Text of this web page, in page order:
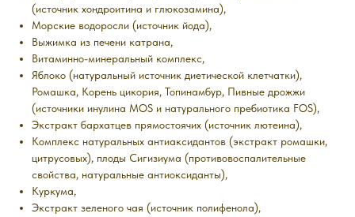
(источник хондроитина и глюкозамина),
Морские водоросли (источник йода),
Выжимка из печени катрана,
Витаминно-минеральный комплекс,
Яблоко (натуральный источник диетической клетчатки),
Ромашка, Корень цикория, Топинамбур, Пивные дрожжи
(источники инулина MOS и натурального пребиотика FOS),
Экстракт бархатцев прямостоячих (источник лютеина),
Комплекс натуральных антиаксидантов (экстракт ромашки,
цитрусовых), плоды Сигизиума (противовоспалительные
свойства, натуральные антиоксиданты),
Куркума,
Экстракт зеленого чая (источник полифенола),